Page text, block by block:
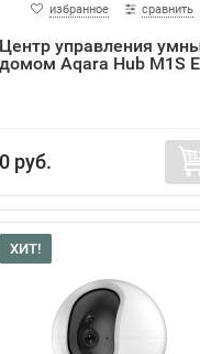
избранное сравнить
Центр управления
домом Aqara Hub M1S
0 руб.
ХИТ!